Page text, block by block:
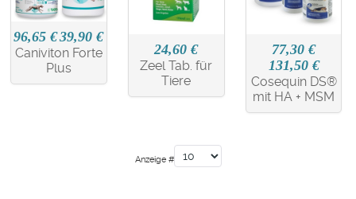
96,65 €39,90 €
Caniviton Forte
Plus
24,60 €
Zeel Tab. für
Tiere
77,30 €
131,50 €
Cosequin DS®
mit HA + MSM
Anzeige #